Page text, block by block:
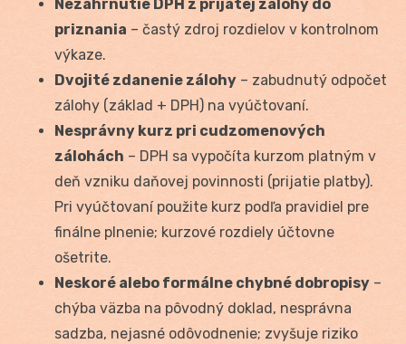
Nezahrnutie DPH z prijatej zálohy do
priznania – častý zdroj rozdielov v kontrolnom
výkaze.
Dvojité zdanenie zálohy – zabudnutý odpočet
zálohy (základ + DPH) na vyúčtovaní.
Nesprávny kurz pri cudzomenových
zálohách – DPH sa vypočíta kurzom platným v
deň vzniku daňovej povinnosti (prijatie platby).
Pri vyúčtovaní použite kurz podľa pravidiel pre
finálne plnenie; kurzové rozdiely účtovne
ošetrite.
Neskoré alebo formálne chybné dobropisy –
chýba väzba na pôvodný doklad, nesprávna
sadzba, nejasné odôvodnenie; zvyšuje riziko